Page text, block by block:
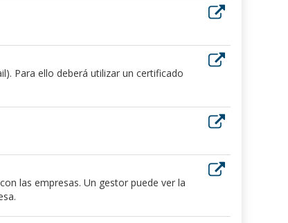
Para ello deberá utilizar un certificado
las empresas. Un gestor puede ver la